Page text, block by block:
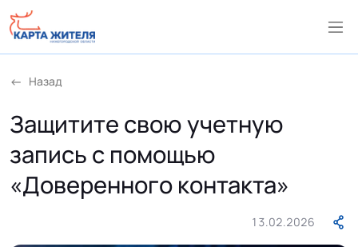
Назад
Защитите свою учетную
запись с помощью
«Доверенного контакта»
13.02.2026